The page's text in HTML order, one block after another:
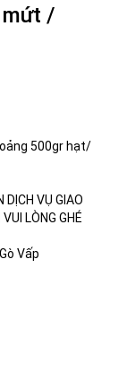
mứt /
500gr hạt/
DỊCH VỤ GIAO
LÒNG GHÉ
Vấp